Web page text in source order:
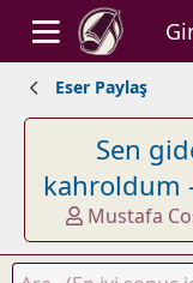
Eser Paylaş
Sen
kahroldum
K
o
n
Mustafa